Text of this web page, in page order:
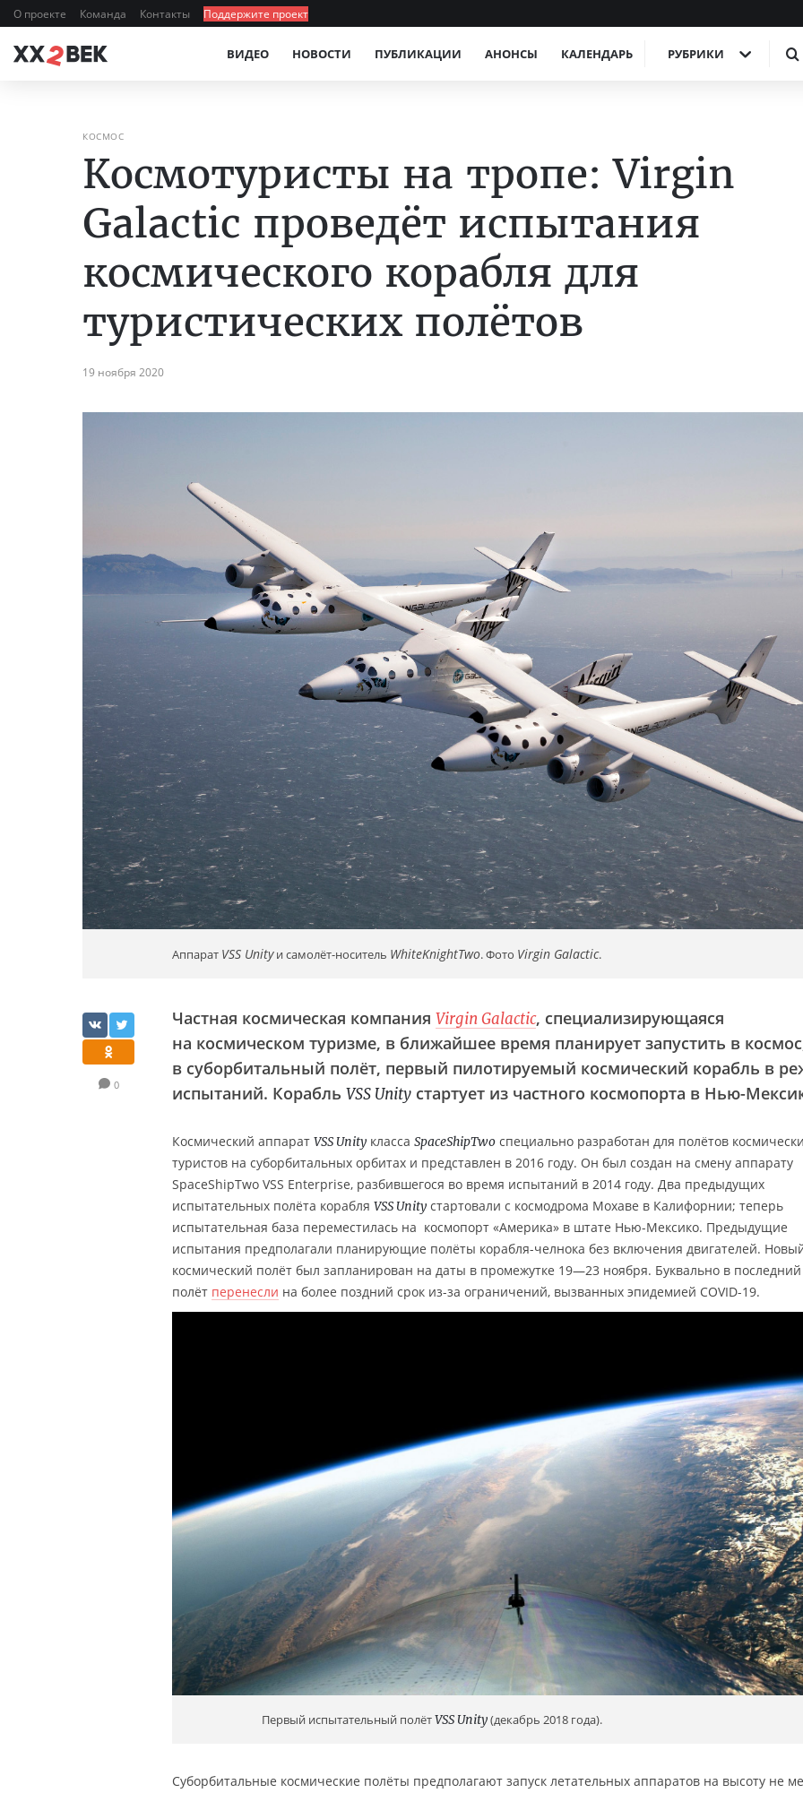
О проекте Команда Контакты Поддержите проект
ВИДЕО НОВОСТИ ПУБЛИКАЦИИ АНОНСЫ КАЛЕНДАРЬ РУБРИКИ
КОСМОС
Космотуристы на тропе: Virgin
Galactic проведёт испытания
космического корабля для
туристических полётов
19 ноября 2020
Аппарат VSS Unityи самолёт-носитель WhiteKnightTwo. Фото Virgin Galactic.
0
Частная космическая компания Virgin Galactic, специализирующаяся
на космическом туризме, в ближайшее время планирует запустить в
в суборбитальный полёт, первый пилотируемый космический корабль в
испытаний. Корабль VSS Unity стартует из частного космопорта в Нью-
Космический аппарат VSS Unity класса SpaceShipTwo специально разработан для полётов
туристов на суборбитальных орбитах и представлен в 2016 году. Он был создан на смену аппарату
SpaceShipTwo VSS Enterprise, разбившегося во время испытаний в 2014 году. Два предыдущих
испытательных полёта корабля VSS Unity стартовали с космодрома Мохаве в Калифорнии; теперь
испытательная база переместилась на космопорт «Америка» в штате Нью-Мексико. Предыдущие
испытания предполагали планирующие полёты корабля-челнока без включения двигателей.
космический полёт был запланирован на даты в промежутке 19—23 ноября. Буквально в
полёт перенесли на более поздний срок из-за ограничений, вызванных эпидемией COVID-19.
Первый испытательный полётVSS Unity(декабрь 2018 года).
Суборбитальные космические полёты предполагают запуск летательных аппаратов на высоту не